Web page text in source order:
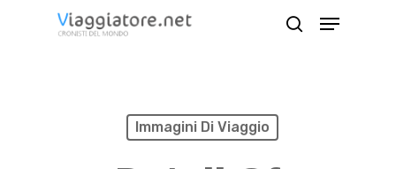
Menu
Immagini Di Viaggio